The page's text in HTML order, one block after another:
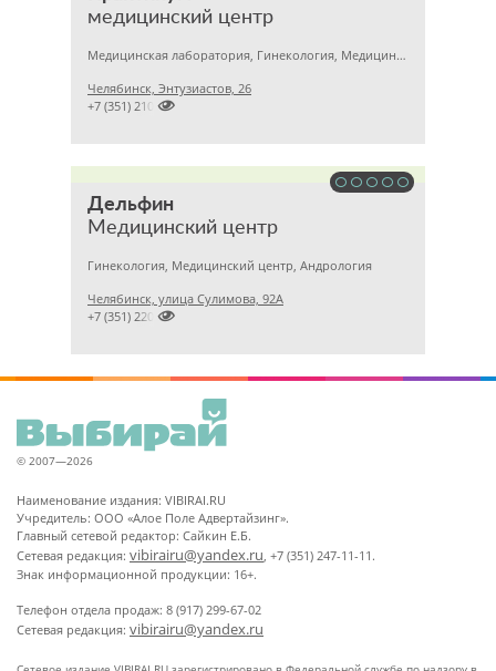
медицинский центр
Медицинская лаборатория, Гинекология, Медицинский центр
Челябинск, Энтузиастов, 26

+7 (351) 2101526
Дельфин
Медицинский центр
Гинекология, Медицинский центр, Андрология
Челябинск, улица Сулимова, 92А

+7 (351) 2201843
© 2007—2026
Наименование издания: VIBIRAI.RU
Учредитель: ООО «Алое Поле Адвертайзинг».
Главный сетевой редактор: Сайкин Е.Б.
Сетевая редакция: vibirairu@yandex.ru, +7 (351) 247-11-11.
Знак информационной продукции: 16+.
Телефон отдела продаж: 8 (917) 299-67-02
Сетевая редакция: vibirairu@yandex.ru